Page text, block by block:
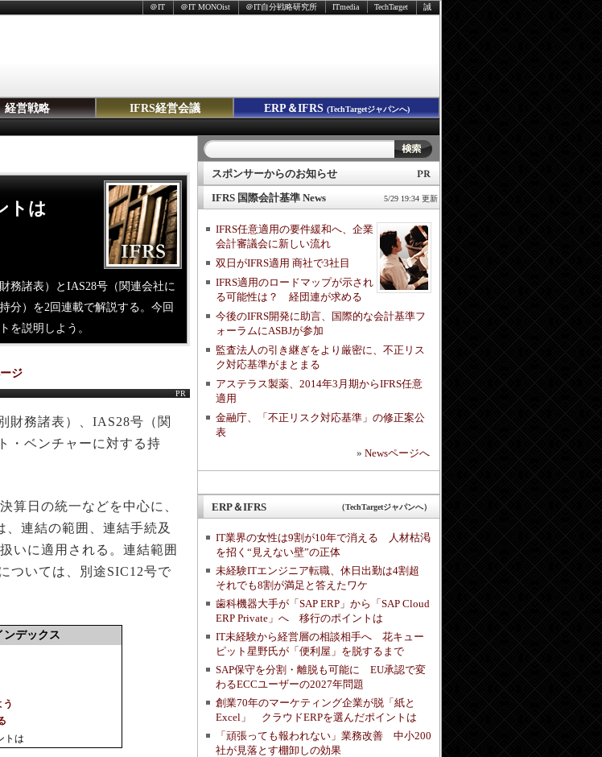
＠IT ＠IT MONOist ＠IT自分戦略研究所 ITmedia TechTarget 誠
経営戦略 IFRS経営会議 ERP＆IFRS (TechTargetジャパンへ)
トは
務諸表）とIAS28号（関連会社に
分）を2回連載で解説する。今回
を説明しよう。
ジ
PR
財務諸表）、IAS28号（関
・ベンチャーに対する持
算日の統一などを中心に、
連結の範囲、連結手続及
いに適用される。連結範囲
ついては、別途SIC12号で
ンデックス
う
トは
スポンサーからのお知らせ
IFRS 国際会計基準 News
5/29 19:34 更新
IFRS任意適用の要件緩和へ、企業
会計審議会に新しい流れ
双日がIFRS適用 商社で3社目
IFRS適用のロードマップが示され
る可能性は？ 経団連が求める
今後のIFRS開発に助言、国際的な会計基準フ
ォーラムにASBJが参加
監査法人の引き継ぎをより厳密に、不正リス
ク対応基準がまとまる
アステラス製薬、2014年3月期からIFRS任意
適用
金融庁、「不正リスク対応基準」の修正案公
表
» Newsページへ
ERP＆IFRS （TechTargetジャパンへ）
IT業界の女性は9割が10年で消える 人材枯渇
を招く“見えない壁”の正体
未経験ITエンジニア転職、休日出勤は4割超
それでも8割が満足と答えたワケ
歯科機器大手が「SAP ERP」から「SAP Cloud
ERP Private」へ 移行のポイントは
IT未経験から経営層の相談相手へ 花キュー
ピット星野氏が「便利屋」を脱するまで
SAP保守を分割・離脱も可能に EU承認で変
わるECCユーザーの2027年問題
創業70年のマーケティング企業が脱「紙と
Excel」 クラウドERPを選んだポイントは
「頑張っても報われない」業務改善 中小200
社が見落とす棚卸しの効果